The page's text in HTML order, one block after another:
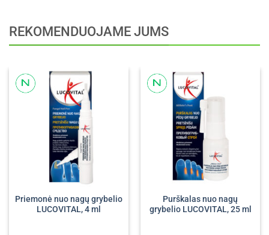
REKOMENDUOJAME JUMS
Priemonė nuo nagų grybelio
LUCOVITAL, 4 ml
Purškalas nuo nagų
grybelio LUCOVITAL, 25 ml